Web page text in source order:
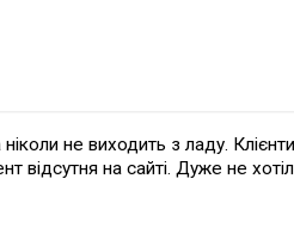
не виходить з ладу.
на сайті. Дуже не